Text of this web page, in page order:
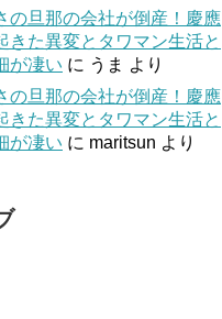
の旦那の会社が倒産！慶應
きた異変とタワマン生活と
が凄い に うま より
の旦那の会社が倒産！慶應
きた異変とタワマン生活と
が凄い に maritsun より